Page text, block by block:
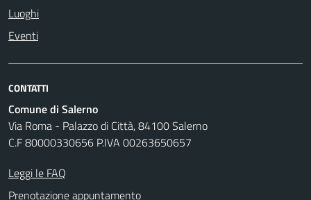
Luoghi
Eventi
CONTATTI
Comune di Salerno
Via Roma - Palazzo di Città, 84100 Salerno
C.F 80000330656 P.IVA 00263650657
Leggi le FAQ
Prenotazione appuntamento